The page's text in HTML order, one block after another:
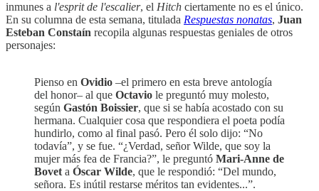
inmunes a l'esprit de l'escalier, el Hitch ciertamente no es el único.
En su columna de esta semana, titulada Respuestas nonatas, Juan
Esteban Constaín recopila algunas respuestas geniales de otros
personajes:
Pienso en Ovidio –el primero en esta breve antología
del honor– al que Octavio le preguntó muy molesto,
según Gastón Boissier, que si se había acostado con su
hermana. Cualquier cosa que respondiera el poeta podía
hundirlo, como al final pasó. Pero él solo dijo: “No
todavía”, y se fue. “¿Verdad, señor Wilde, que soy la
mujer más fea de Francia?”, le preguntó Mari-Anne de
Bovet a Óscar Wilde, que le respondió: “Del mundo,
señora. Es inútil restarse méritos tan evidentes...”.